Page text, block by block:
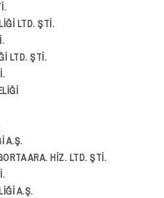
LTD. ŞTİ.
LTD. ŞTİ.
A.Ş.
ARA. HİZ. LTD. ŞTİ.
A.Ş.